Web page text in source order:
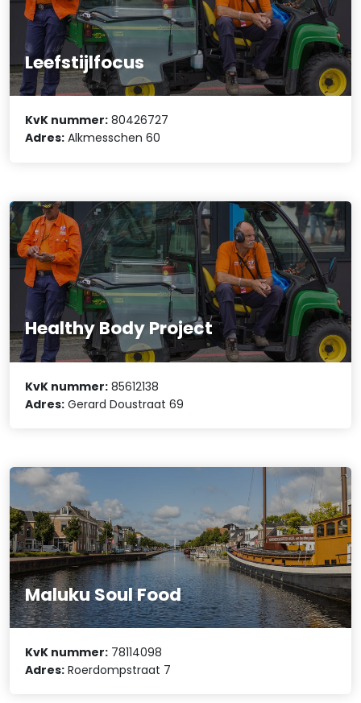
Leefstijlfocus
KvK nummer: 80426727
Adres: Alkmesschen 60
Healthy Body Project
KvK nummer: 85612138
Adres: Gerard Doustraat 69
Maluku Soul Food
KvK nummer: 78114098
Adres: Roerdompstraat 7